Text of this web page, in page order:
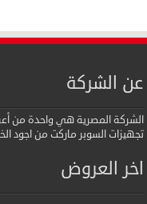
عن الشركة
الشركة المصرية هي واحدة من
تجهيزات السوبر ماركت من اجود
اخر العروض